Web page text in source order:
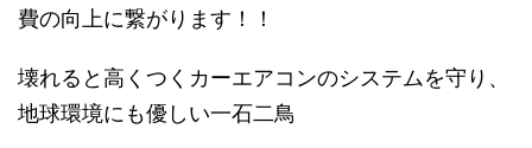
費の向上に繋がります！！
壊れると高くつくカーエアコンのシステムを守り、
地球環境にも優しい一石二鳥